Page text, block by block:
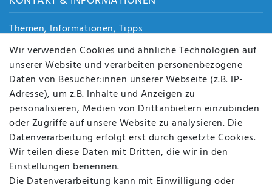
Themen, Informationen, Tipps
Jobs
Über uns
Kontakt
Datenschutz
AGB
FAQ
Batterieentsorgung
Altölverordnung
Impressum
Wir verwenden Cookies und ähnliche Technologien auf
unserer Website und verarbeiten personenbezogene
Daten von Besucher:innen unserer Webseite (z.B. IP-
Adresse), um z.B. Inhalte und Anzeigen zu
personalisieren, Medien von Drittanbietern einzubinden
oder Zugriffe auf unsere Website zu analysieren. Die
Datenverarbeitung erfolgt erst durch gesetzte Cookies.
Wir teilen diese Daten mit Dritten, die wir in den
Einstellungen benennen.
Die Datenverarbeitung kann mit Einwilligung oder